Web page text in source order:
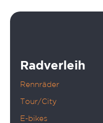
Radverleih
Rennräder
Tour/City
E-bikes